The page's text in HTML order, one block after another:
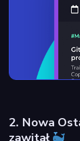
2. Nowa
zawitał